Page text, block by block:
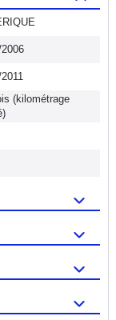
(kilométrage